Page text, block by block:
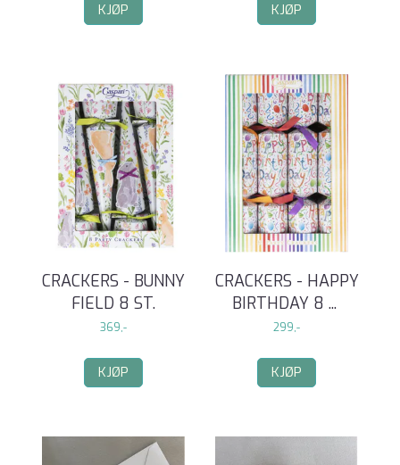
KJØP KJØP
CRACKERS - BUNNY
FIELD 8 ST.
369,-
KJØP
CRACKERS - HAPPY
BIRTHDAY 8 ...
299,-
KJØP